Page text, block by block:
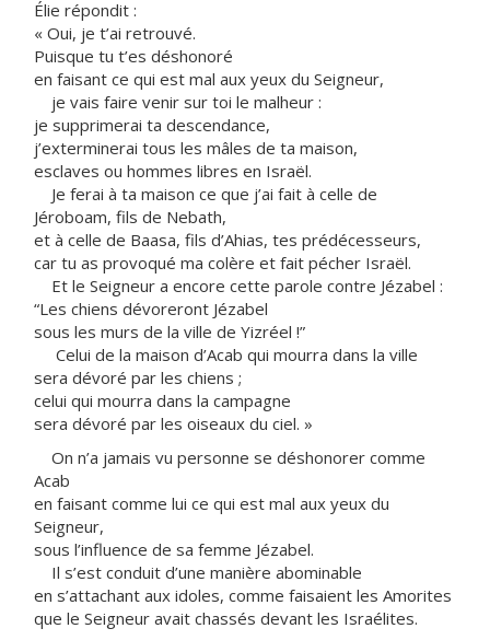
Élie répondit :
« Oui, je t’ai retrouvé.
Puisque tu t’es déshonoré
en faisant ce qui est mal aux yeux du Seigneur,
je vais faire venir sur toi le malheur :
je supprimerai ta descendance,
j’exterminerai tous les mâles de ta maison,
esclaves ou hommes libres en Israël.
Je ferai à ta maison ce que j’ai fait à celle de
Jéroboam, fils de Nebath,
et à celle de Baasa, fils d’Ahias, tes prédécesseurs,
car tu as provoqué ma colère et fait pécher Israël.
Et le Seigneur a encore cette parole contre Jézabel :
“Les chiens dévoreront Jézabel
sous les murs de la ville de Yizréel !”
Celui de la maison d’Acab qui mourra dans la ville
sera dévoré par les chiens ;
celui qui mourra dans la campagne
sera dévoré par les oiseaux du ciel. »
On n’a jamais vu personne se déshonorer comme
Acab
en faisant comme lui ce qui est mal aux yeux du
Seigneur,
sous l’influence de sa femme Jézabel.
Il s’est conduit d’une manière abominable
en s’attachant aux idoles, comme faisaient les Amorites
que le Seigneur avait chassés devant les Israélites.